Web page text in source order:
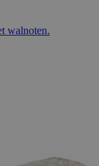
walnoten.